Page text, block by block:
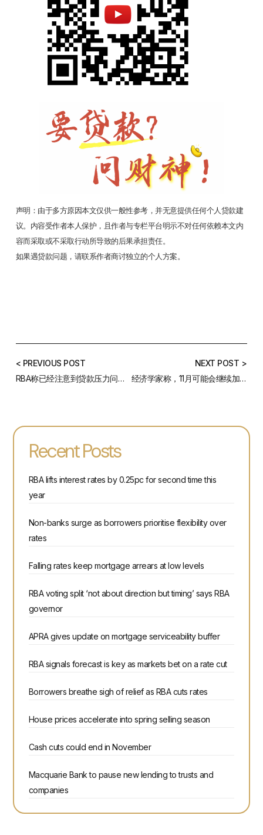
声明：由于多方原因本文仅供一般性参考，并无意提供任何个人贷款建
议。内容受作者本人保护，且作者与专栏平台明示不对任何依赖本文内
容而采取或不采取行动所导致的后果承担责任。
如果遇贷款问题，请联系作者商讨独立的个人方案。
< PREVIOUS POST
RBA称已经注意到贷款压力问题，但表示没有系统性风险
NEXT POST >
经济学家称，11月可能会继续加息
Recent Posts
RBA lifts interest rates by 0.25pc for second time this
year
Non-banks surge as borrowers prioritise flexibility over
rates
Falling rates keep mortgage arrears at low levels
RBA voting split ‘not about direction but timing’ says RBA
governor
APRA gives update on mortgage serviceability buffer
RBA signals forecast is key as markets bet on a rate cut
Borrowers breathe sigh of relief as RBA cuts rates
House prices accelerate into spring selling season
Cash cuts could end in November
Macquarie Bank to pause new lending to trusts and
companies